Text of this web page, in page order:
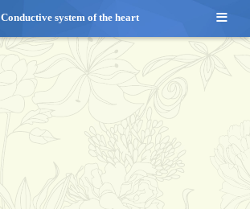
≡
Conductive system of the heart